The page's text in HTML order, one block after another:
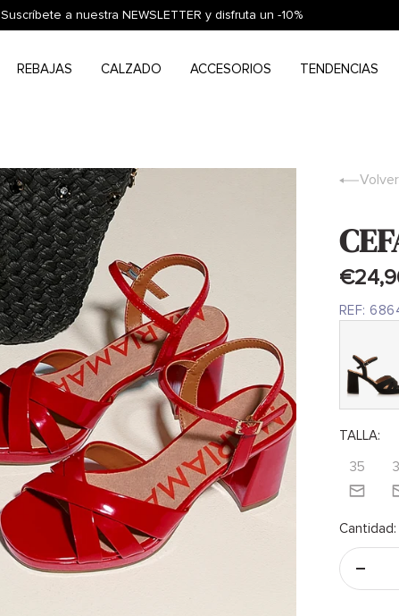
Suscríbete a nuestra NEWSLETTER y disfruta un -10%
REBAJAS CALZADO ACCESORIOS TENDENCIAS
Volver
REF:
TALLA:
35
Cantidad: